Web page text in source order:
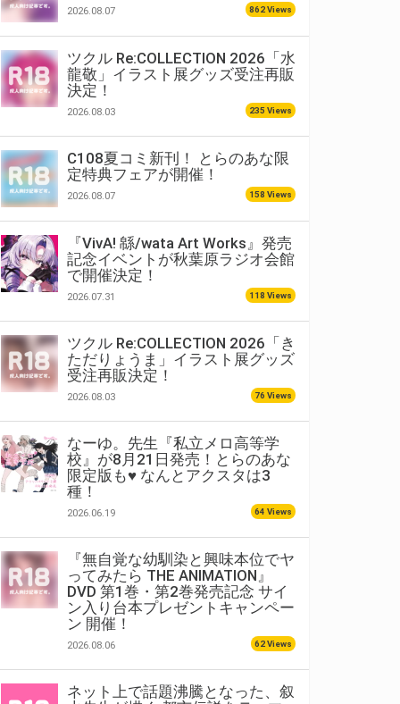
2026.08.07 862 Views
ツクル Re:COLLECTION 2026「水
龍敬」イラスト展グッズ受注再販
決定！
2026.08.03 235 Views
C108夏コミ新刊！ とらのあな限
定特典フェアが開催！
2026.08.07 158 Views
『VivA! 緜/wata Art Works』発売
記念イベントが秋葉原ラジオ会館
で開催決定！
2026.07.31 118 Views
ツクル Re:COLLECTION 2026「き
ただりょうま」イラスト展グッズ
受注再販決定！
2026.08.03 76 Views
なーゆ。先生『私立メロ高等学
校』が8月21日発売！とらのあな
限定版も♥ なんとアクスタは3
種！
2026.06.19 64 Views
『無自覚な幼馴染と興味本位でヤ
ってみたら THE ANIMATION』
DVD 第1巻・第2巻発売記念 サイ
ン入り台本プレゼントキャンペー
ン 開催！
2026.08.06 62 Views
ネット上で話題沸騰となった、叙